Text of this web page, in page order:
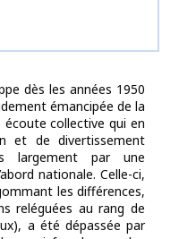
dès les années 1950
émancipée de la
écoute collective qui en
et de divertissement
largement par une
nationale. Celle-ci,
les différences,
reléguées au rang de
a été dépassée par